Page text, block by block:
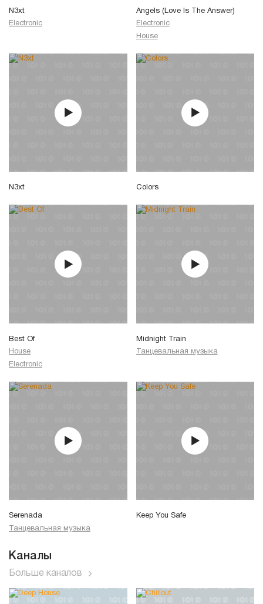
N3xt
Electronic
Angels (Love Is The Answer)
Electronic
House
N3xt Colors
Best Of
House
Electronic
Midnight Train
Танцевальная музыка
Serenada
Танцевальная музыка
Keep You Safe
Каналы
Больше каналов